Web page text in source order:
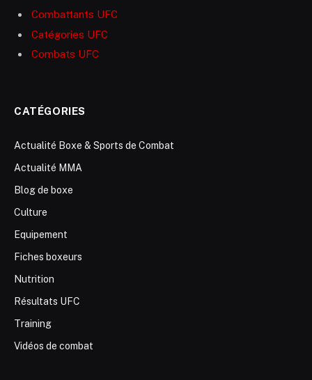
Combattants UFC
Catégories UFC
Combats UFC
CATÉGORIES
Actualité Boxe & Sports de Combat
Actualité MMA
Blog de boxe
Culture
Equipement
Fiches boxeurs
Nutrition
Résultats UFC
Training
Vidéos de combat